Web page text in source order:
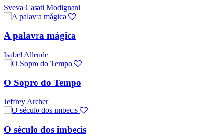
Sveva Casati Modignani
A palavra mágica
Isabel Allende
O Sopro do Tempo
Jeffrey Archer
O século dos imbecis